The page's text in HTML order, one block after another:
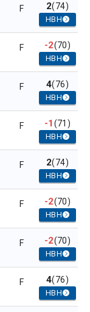
F 2(74)
HBH
F -2(70)
HBH
F 4(76)
HBH
F -1(71)
HBH
F 2(74)
HBH
F -2(70)
HBH
F -2(70)
HBH
F 4(76)
HBH